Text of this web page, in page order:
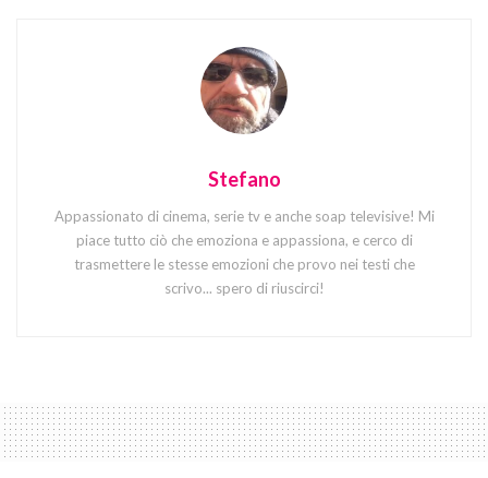
Stefano
Appassionato di cinema, serie tv e anche soap televisive! Mi
piace tutto ciò che emoziona e appassiona, e cerco di
trasmettere le stesse emozioni che provo nei testi che
scrivo... spero di riuscirci!